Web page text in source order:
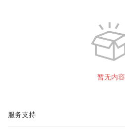
暂无内容
服务支持